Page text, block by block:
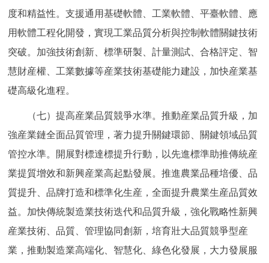
度和精益性。支援通用基礎軟體、工業軟體、平臺軟體、應
用軟體工程化開發，實現工業品質分析與控制軟體關鍵技術
突破。加強技術創新、標準研製、計量測試、合格評定、智
慧財産權、工業數據等産業技術基礎能力建設，加快産業基
礎高級化進程。
（七）提高産業品質競爭水準。推動産業品質升級，加
強産業鏈全面品質管理，著力提升關鍵環節、關鍵領域品質
管控水準。開展對標達標提升行動，以先進標準助推傳統産
業提質增效和新興産業高起點發展。推進農業品種培優、品
質提升、品牌打造和標準化生産，全面提升農業生産品質效
益。加快傳統製造業技術迭代和品質升級，強化戰略性新興
産業技術、品質、管理協同創新，培育壯大品質競爭型産
業，推動製造業高端化、智慧化、綠色化發展，大力發展服